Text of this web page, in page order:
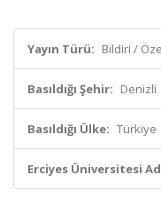
Yayın Türü: Bildiri /
Basıldığı Şehir: Denizli
Basıldığı Ülke: Türkiye
Erciyes Üniversitesi